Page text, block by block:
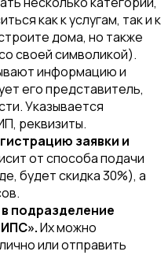
как к услугам, так и к
дома, но также
своей символикой).
информацию и
его представитель,
Указывается
реквизиты.
заявки и
от способа подачи
будет скидка 30%), а
подразделение
Их можно
или отправить